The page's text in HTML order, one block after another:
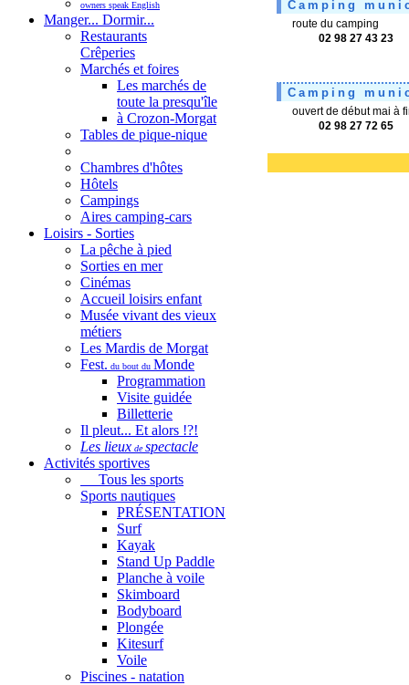
owners speak English
Manger... Dormir...
Restaurants
Crêperies
Marchés et foires
Les marchés de
toute la presqu'île
à Crozon-Morgat
Tables de pique-nique
Chambres d'hôtes
Hôtels
Campings
Aires camping-cars
Loisirs - Sorties
La pêche à pied
Sorties en mer
Cinémas
Accueil loisirs enfant
Musée vivant des vieux
métiers
Les Mardis de Morgat
Fest. du bout du Monde
Programmation
Visite guidée
Billetterie
Il pleut... Et alors !?!
Les lieux despectacle
Activités sportives
Tous les sports
Sports nautiques
PRÉSENTATION
Surf
Kayak
Stand Up Paddle
Planche à voile
Skimboard
Bodyboard
Plongée
Kitesurf
Voile
Piscines - natation
Camping
route du camping
02 98 27 43 23
Camping
ouvert de début mai à
02 98 27 72 65